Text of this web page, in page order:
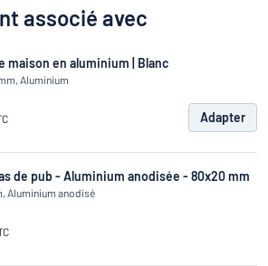
associé avec
maison en aluminium | Blanc
Aluminium
Adapter
de pub - Aluminium anodisée - 80x20 mm
Aluminium anodisé